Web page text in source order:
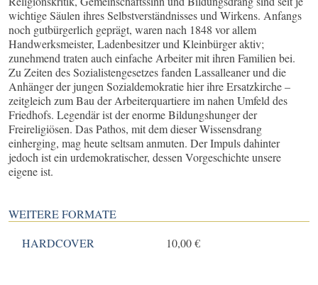
wichtige Säulen ihres Selbstverständnisses und Wirkens. Anfangs
noch gutbürgerlich geprägt, waren nach 1848 vor allem
Handwerksmeister, Ladenbesitzer und Kleinbürger aktiv;
zunehmend traten auch einfache Arbeiter mit ihren Familien bei.
Zu Zeiten des Sozialistengesetzes fanden Lassalleaner und die
Anhänger der jungen Sozialdemokratie hier ihre Ersatzkirche –
zeitgleich zum Bau der Arbeiterquartiere im nahen Umfeld des
Friedhofs. Legendär ist der enorme Bildungshunger der
Freireligiösen. Das Pathos, mit dem dieser Wissensdrang
einherging, mag heute seltsam anmuten. Der Impuls dahinter
jedoch ist ein urdemokratischer, dessen Vorgeschichte unsere
eigene ist.
WEITERE FORMATE
HARDCOVER
10,00 €